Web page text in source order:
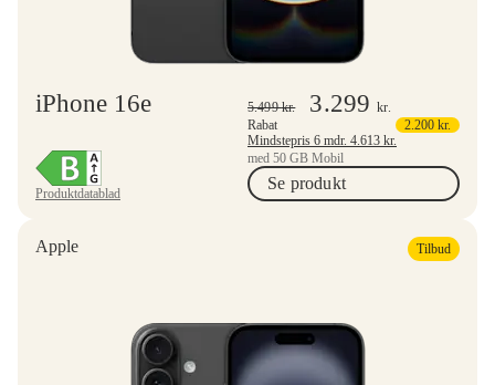
iPhone 16e
Produktdatablad
5.499kr. 3.299kr.
Rabat
2.200 kr.
Mindstepris 6 mdr. 4.613 kr.
med 50 GB Mobil
Se produkt
Apple Tilbud